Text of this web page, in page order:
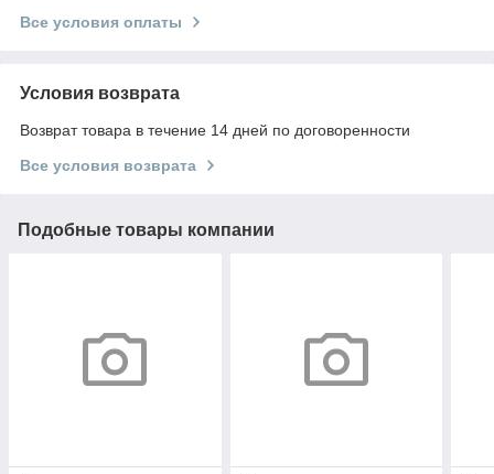
Все условия оплаты
Условия возврата
Возврат товара в течение 14 дней по договоренности
Все условия возврата
Подобные товары компании